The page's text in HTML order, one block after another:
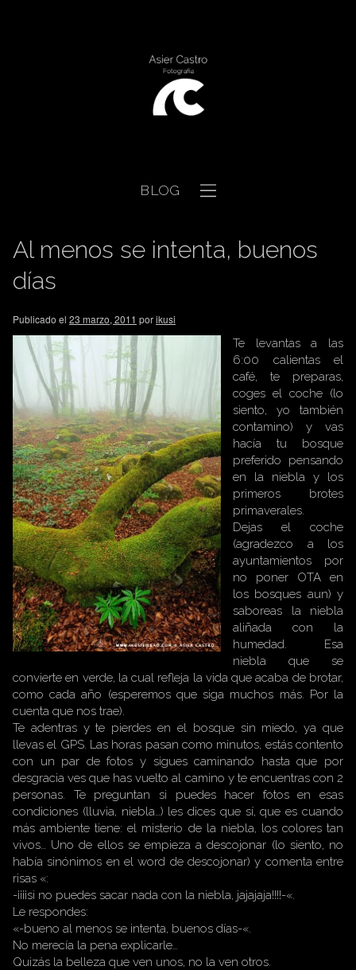
BLOG
Al menos se intenta, buenos
días
Publicado el 23 marzo, 2011 porikusi
Te levantas a las
6:00 calientas el
café, te preparas,
coges el coche (lo
siento, yo también
contamino) y vas
hacía tu bosque
preferido pensando
en la niebla y los
primeros brotes
primaverales.
Dejas el coche
(agradezco a los
ayuntamientos por
no poner OTA en
los bosques aun) y
saboreas la niebla
aliñada con la
humedad. Esa
niebla que se
convierte en verde, la cual refleja la vida que acaba de brotar,
como cada año (esperemos que siga muchos más. Por la
cuenta que nos trae).
Te adentras y te pierdes en el bosque sin miedo, ya que
llevas el GPS. Las horas pasan como minutos, estás contento
con un par de fotos y sigues caminando hasta que por
desgracia ves que has vuelto al camino y te encuentras con 2
personas. Te preguntan si puedes hacer fotos en esas
condiciones (lluvia, niebla…) les dices que sí, que es cuando
más ambiente tiene: el misterio de la niebla, los colores tan
vivos… Uno de ellos se empieza a descojonar (lo siento, no
había sinónimos en el word de descojonar) y comenta entre
risas «:
-¡¡¡¡si no puedes sacar nada con la niebla, jajajaja!!!!-«.
Le respondes:
«-bueno al menos se intenta, buenos días-«.
No merecía la pena explicarle…
Quizás la belleza que ven unos, no la ven otros.